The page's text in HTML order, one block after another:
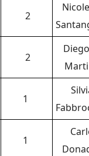
2
2
1
1